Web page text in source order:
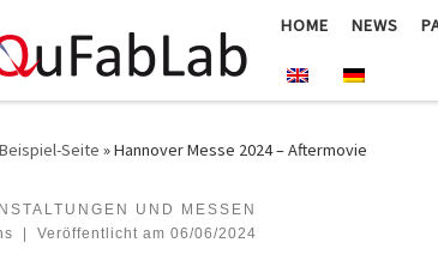
HOME NEWS
Beispiel-Seite »Hannover Messe 2024 – Aftermovie
UND MESSEN
Veröffentlicht am 06/06/2024